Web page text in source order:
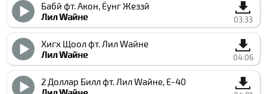
Бабй фт. Акон, Ёунг Жеззй
Лил Wайне
03:33
Хигх Щоол фт. Лил Wайне
Лил Wайне
04:06
2 Доллар Билл фт. Лил Wайне, Е-40